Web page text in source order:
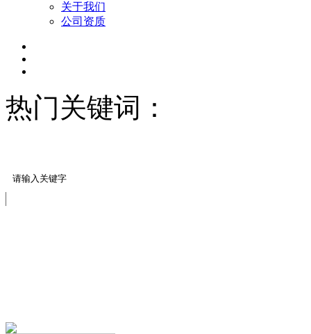
关于我们
公司资质
热门关键词：